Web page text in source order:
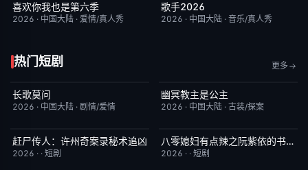
今日更新
喜欢你我也是第六季
2026 · 中国大陆 · 爱情/真人秀
今日更新
歌手2026
2026 · 中国大陆 · 音乐/真人秀
热门短剧 更多
已完结
长歌莫问
2026 · 中国大陆 · 剧情/爱情
已完结
幽冥教主是公主
2026 · 中国大陆 · 古装/探案
完结 9.0
赶尸传人：许州奇案录秘术追凶
2026 · · 短剧
完结 5.0八零媳妇有点辣之阮紫依的书中梦
2026 · · 短剧